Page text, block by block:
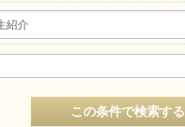
紹介
この条件で検索する